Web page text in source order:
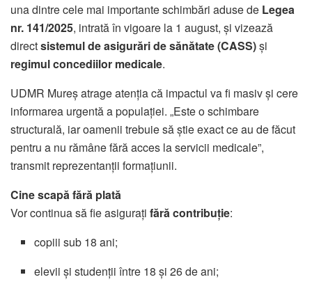
una dintre cele mai importante schimbări aduse de Legea
nr. 141/2025, intrată în vigoare la 1 august, și vizează
directsistemul de asigurări de sănătate (CASS)și
regimul concediilor medicale.
UDMR Mureș atrage atenția că impactul va fi masiv și cere
informarea urgentă a populației. „Este o schimbare
structurală, iar oamenii trebuie să știe exact ce au de făcut
pentru a nu rămâne fără acces la servicii medicale”,
transmit reprezentanții formațiunii.
Cine scapă fără plată
Vor continua să fie asigurați fără contribuție:
copiii sub 18 ani;
elevii și studenții între 18 și 26 de ani;